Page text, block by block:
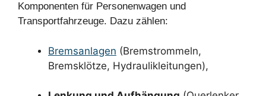
Komponenten für Personenwagen und
Transportfahrzeuge. Dazu zählen:
Bremsanlagen (Bremstrommeln,
Bremsklötze, Hydraulikleitungen),